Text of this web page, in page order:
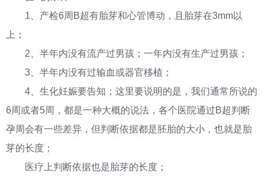
1、产检6周B超有胎芽和心管博动，且胎芽在3mm以
上；
2、半年内没有流产过男孩；一年内没有生产过男孩；
3、半年内没有过输血或器官移植；
4、生化妊娠要告知；这里要说明的是，我们通常所说的
6周或者5周，都是一种大概的说法，各个医院通过B超判断
孕周会有一些差异，但判断依据都是胚胎的大小，也就是胎
芽的长度；
医疗上判断依据也是胎芽的长度；